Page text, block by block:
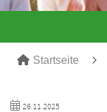
Startseite
26.11.2025